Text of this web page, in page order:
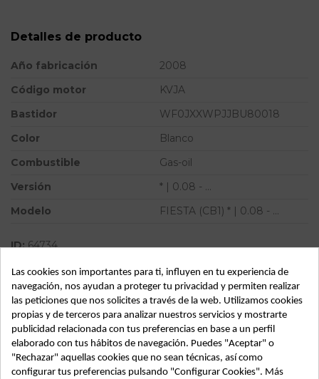
Detalles de producto
Año fabricación
2008
Código motor
KVJA
Bastidor
WF0JXXWPJJBU80018
Color
Blanco
Combustible
Gas-oil
Versión
* | 0.08 - ...
Modelo
FIESTA (CB1) * | 0.08 - ...
ID: 64734
Descripción
FORD FIESTA (CB1) | 0.08 - ... | 0.08 - ... ford fiesta (cb1) |
0.08 - ... del año 2008
Las cookies son importantes para ti, influyen en tu experiencia de
navegación, nos ayudan a proteger tu privacidad y permiten realizar
las peticiones que nos solicites a través de la web. Utilizamos cookies
propias y de terceros para analizar nuestros servicios y mostrarte
publicidad relacionada con tus preferencias en base a un perfil
elaborado con tus hábitos de navegación. Puedes "Aceptar" o
"Rechazar" aquellas cookies que no sean técnicas, así como
configurar tus preferencias pulsando "Configurar Cookies". Más